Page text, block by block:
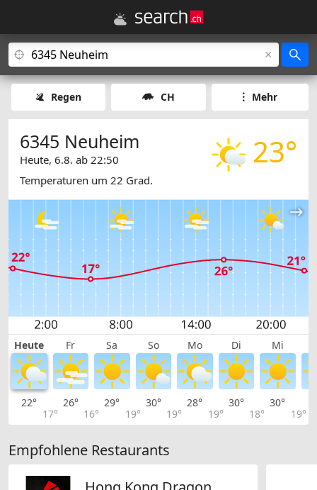
Regen CH Mehr
23°
6345 Neuheim
Heute, 6.8. ab 22:50
Temperaturen um 22 Grad.
Heute Fr Sa So Mo Di Mi
22°
17°
26°
16°
29°
19°
30°
19°
28°
19°
30°
18°
30°
19°
Empfohlene Restaurants